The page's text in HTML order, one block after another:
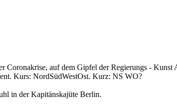
auf dem Gipfel der Regierungs - Kunst
Kurs: NordSüdWestOst. Kurz: NS WO?
in der Kapitänskajüte Berlin.